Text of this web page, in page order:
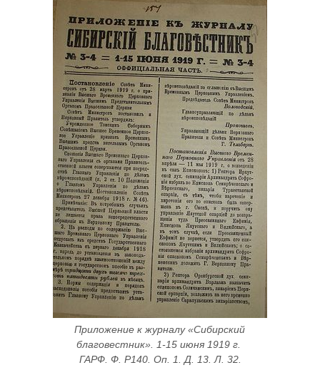
Приложение к журналу «Сибирский
благовестник». 1-15 июня 1919 г.
ГАРФ. Ф. Р140. Оп. 1. Д. 13. Л. 32.